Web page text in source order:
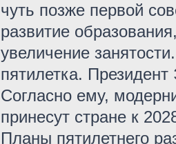
чуть позже первой
развитие
увеличение
пятилетка.
Согласно ему,
принесут стране к
Планы пятилетнего